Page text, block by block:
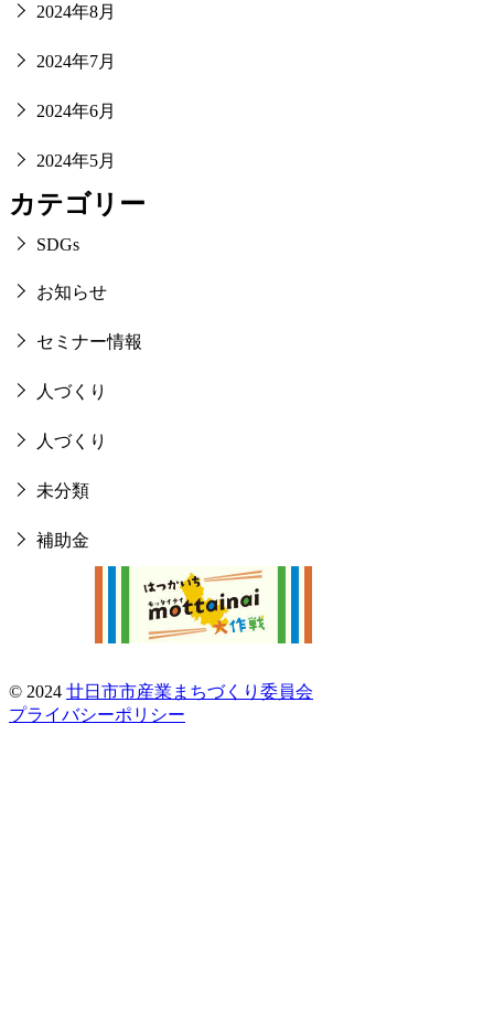
2024年8月
2024年7月
2024年6月
2024年5月
カテゴリー
SDGs
お知らせ
セミナー情報
人づくり
人づくり
未分類
補助金
© 2024 廿日市市産業まちづくり委員会
プライバシーポリシー